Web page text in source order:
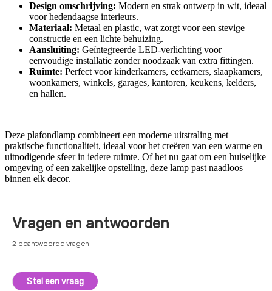
Design omschrijving: Modern en strak ontwerp in wit, ideaal
voor hedendaagse interieurs.
Materiaal: Metaal en plastic, wat zorgt voor een stevige
constructie en een lichte behuizing.
Aansluiting: Geïntegreerde LED-verlichting voor
eenvoudige installatie zonder noodzaak van extra fittingen.
Ruimte: Perfect voor kinderkamers, eetkamers, slaapkamers,
woonkamers, winkels, garages, kantoren, keukens, kelders,
en hallen.
Deze plafondlamp combineert een moderne uitstraling met
praktische functionaliteit, ideaal voor het creëren van een warme en
uitnodigende sfeer in iedere ruimte. Of het nu gaat om een huiselijke
omgeving of een zakelijke opstelling, deze lamp past naadloos
binnen elk decor.
Vragen en antwoorden
2 beantwoorde vragen
Stel een vraag